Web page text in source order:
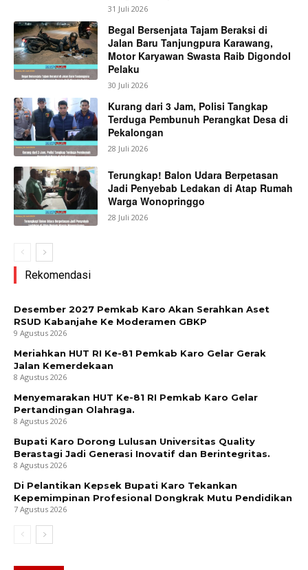
31 Juli 2026
Begal Bersenjata Tajam Beraksi di
Jalan Baru Tanjungpura Karawang,
Motor Karyawan Swasta Raib Digondol
Pelaku
30 Juli 2026
Kurang dari 3 Jam, Polisi Tangkap
Terduga Pembunuh Perangkat Desa di
Pekalongan
28 Juli 2026
Terungkap! Balon Udara Berpetasan
Jadi Penyebab Ledakan di Atap Rumah
Warga Wonopringgo
28 Juli 2026
Rekomendasi
Desember 2027 Pemkab Karo Akan Serahkan Aset
RSUD Kabanjahe Ke Moderamen GBKP
9 Agustus 2026
Meriahkan HUT RI Ke-81 Pemkab Karo Gelar Gerak
Jalan Kemerdekaan
8 Agustus 2026
Menyemarakan HUT Ke-81 RI Pemkab Karo Gelar
Pertandingan Olahraga.
8 Agustus 2026
Bupati Karo Dorong Lulusan Universitas Quality
Berastagi Jadi Generasi Inovatif dan Berintegritas.
8 Agustus 2026
Di Pelantikan Kepsek Bupati Karo Tekankan
Kepemimpinan Profesional Dongkrak Mutu Pendidikan
7 Agustus 2026